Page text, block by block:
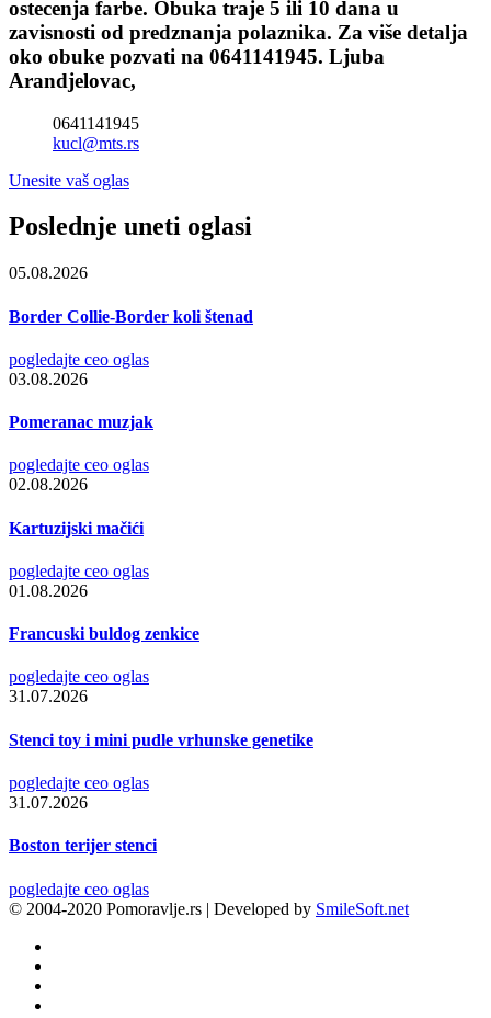
ostecenja farbe. Obuka traje 5 ili 10 dana u
zavisnosti od predznanja polaznika. Za više detalja
oko obuke pozvati na 0641141945. Ljuba
Arandjelovac,
0641141945
kucl@mts.rs
Unesite vaš oglas
Poslednje uneti oglasi
05.08.2026
Border Collie-Border koli štenad
pogledajte ceo oglas
03.08.2026
Pomeranac muzjak
pogledajte ceo oglas
02.08.2026
Kartuzijski mačići
pogledajte ceo oglas
01.08.2026
Francuski buldog zenkice
pogledajte ceo oglas
31.07.2026
Stenci toy i mini pudle vrhunske genetike
pogledajte ceo oglas
31.07.2026
Boston terijer stenci
pogledajte ceo oglas
© 2004-2020 Pomoravlje.rs | Developed by SmileSoft.net